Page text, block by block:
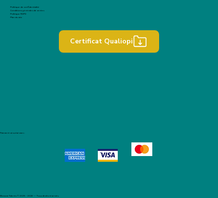
Politique de confidentialité
Conditions générales de ventes
Politique RGPD
Plan du site
Certificat Qualiopi
Paiement sécurisé avec :
Blossom Talents © 2025 - 2026 — Tous droits réservés.